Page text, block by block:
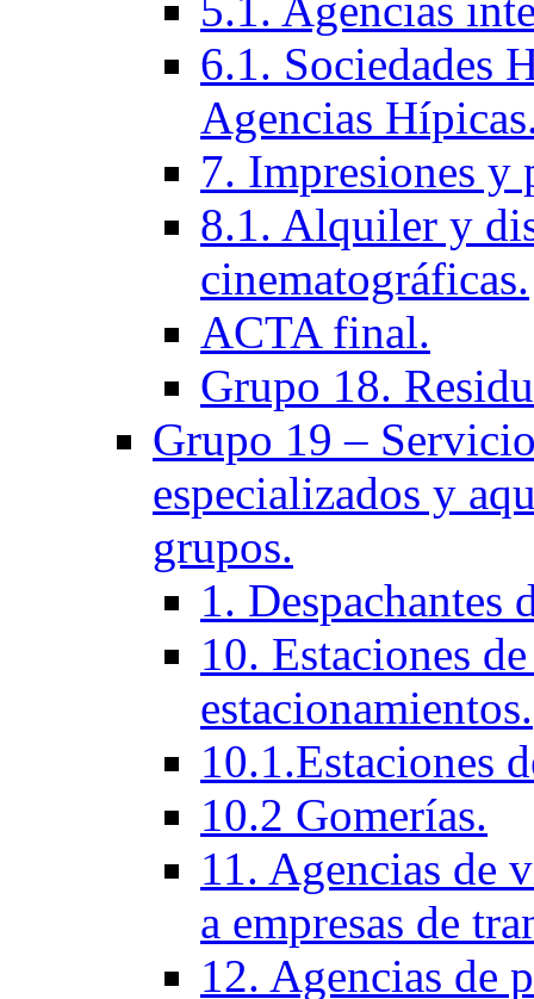
6.1. Sociedades
Agencias
7. Impresiones
8.1. Alquiler y
cinematográficas.
ACTA final.
Grupo 18.
Grupo 19 –
especializados y
grupos.
1. Despachantes
10. Estaciones
estacionamientos.
10.1.Estaciones
10.2 Gomerías.
11. Agencias de
a empresas de
12. Agencias de